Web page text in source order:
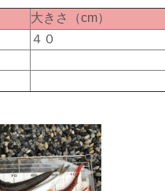
大きさ（cm）
４０